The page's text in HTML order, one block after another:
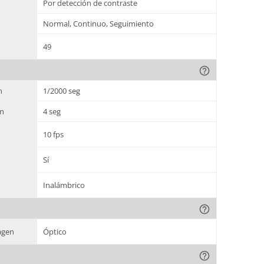
Por detección de contraste
Normal, Continuo, Seguimiento
49
help_outline
1/2000 seg
4 seg
10 fps
Sí
Inalámbrico
help_outline
Óptico
help_outline